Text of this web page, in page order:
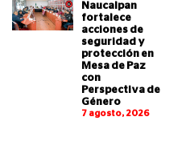
Naucalpan
fortalece
acciones de
seguridad y
protección en
Mesa de Paz
con
Perspectiva de
Género
7 agosto, 2026